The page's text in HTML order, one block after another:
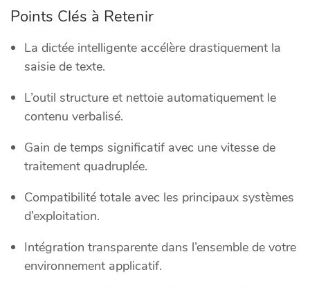
Points Clés à Retenir
La dictée intelligente accélère drastiquement la
saisie de texte.
L’outil structure et nettoie automatiquement le
contenu verbalisé.
Gain de temps significatif avec une vitesse de
traitement quadruplée.
Compatibilité totale avec les principaux systèmes
d’exploitation.
Intégration transparente dans l’ensemble de votre
environnement applicatif.